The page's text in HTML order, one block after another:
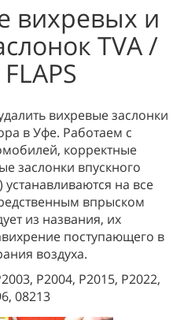
вихревых и
TVA /
вихревые заслонки
в Уфе. Работаем с
корректные
заслонки впускного
на все
впрыском
из названия, их
поступающего в
воздуха.
Р2004, Р2015, P2022,
08213